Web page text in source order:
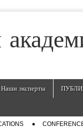
Наши эксперты